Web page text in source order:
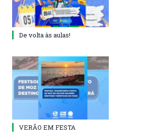
De volta às aulas!
VERÃO EM FESTA